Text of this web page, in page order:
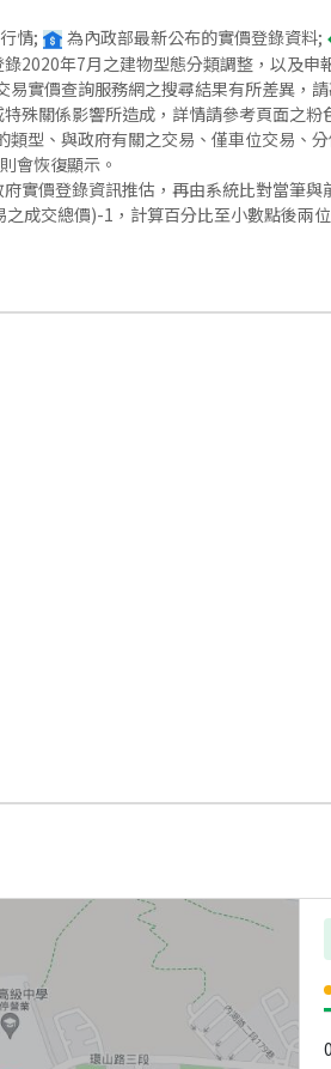
情; 為內政部最新公布的實價登錄資料;
2020年7月之建物型態分類調整，以及
實價查詢服務網之搜尋結果有所差異，請
殊關係影響所造成，詳情請參考頁面之
類型、與政府有關之交易、僅車位交易、
會恢復顯示。
實價登錄資訊推估，再由系統比對當筆
成交總價)-1，計算百分比至小數點後兩
0